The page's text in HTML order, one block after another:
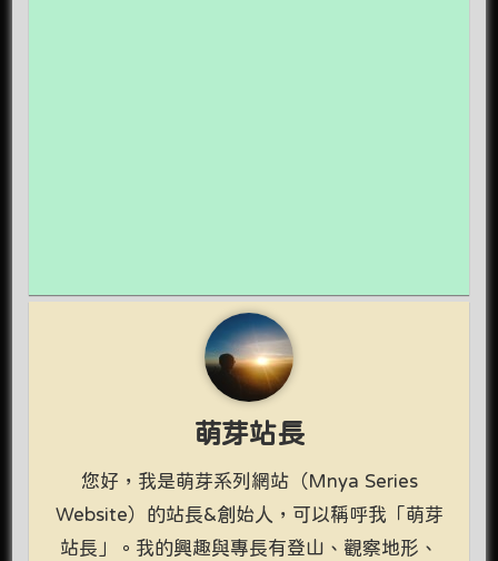
萌芽站長
您好，我是萌芽系列網站（Mnya Series
Website）的站長&創始人，可以稱呼我「萌芽
站長」。我的興趣與專長有登山、觀察地形、